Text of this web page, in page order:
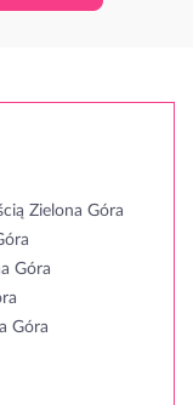
Zielona Góra
Góra
Góra